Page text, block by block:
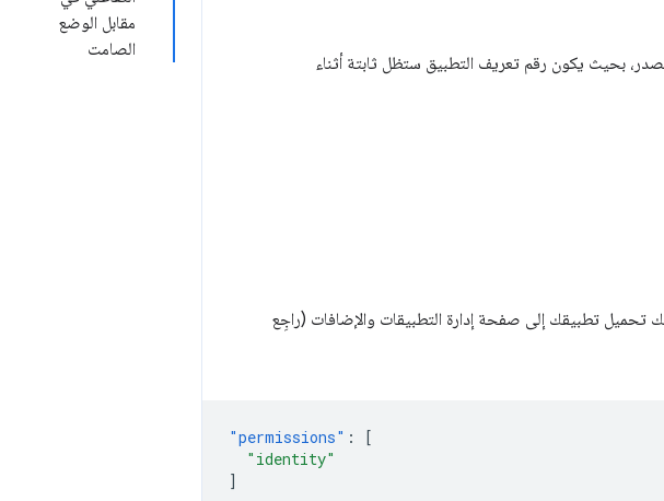
مقابل الوضع
الصامت
بحيث يكون رقم تعريف التطبيق ستظل ثابتة أثناء
تحميل تطبيقك إلى صفحة إدارة التطبيقات والإضافات (راجِع
"permissions" :
[
"identity"
]